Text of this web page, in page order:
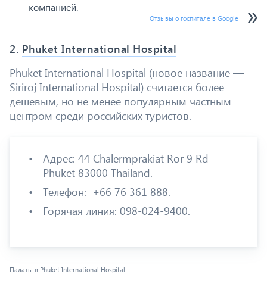
компанией.
Отзывы о госпитале в Google
2. Phuket International Hospital
Phuket International Hospital (новое название —
Siriroj International Hospital) считается более
дешевым, но не менее популярным частным
центром среди российских туристов.
Адрес: 44 Chalermprakiat Ror 9 Rd
Phuket 83000 Thailand.
Телефон: +66 76 361 888.
Горячая линия: 098-024-9400.
Палаты в Phuket International Hospital